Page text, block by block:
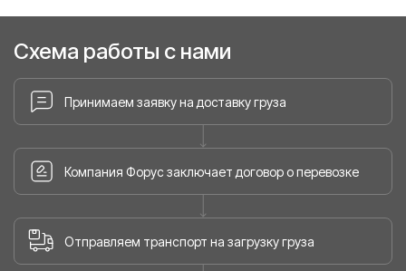
Схема работы с нами
Принимаем заявку на доставку груза
Компания Форус заключает договор о перевозке
Отправляем транспорт на загрузку груза